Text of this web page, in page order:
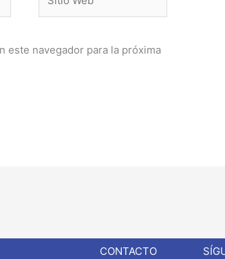
Web
este navegador para la próxima
CONTACTO